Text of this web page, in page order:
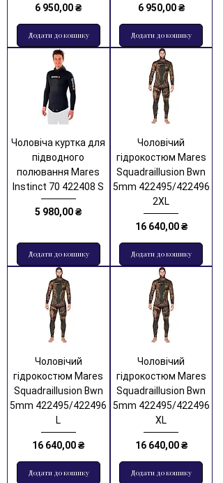
Ціна
6 950,00 ₴
Додати до кошику
Ціна
6 950,00 ₴
Додати до кошику
Чоловіча куртка для
підводного
полювання Mares
Instinct 70 422408 S
Ціна
5 980,00 ₴
Додати до кошику
Чоловічий
гідрокостюм Mares
Squadraillusion Bwn
5mm 422495/422496
2XL
Ціна
16 640,00 ₴
Додати до кошику
Чоловічий
гідрокостюм Mares
Squadraillusion Bwn
5mm 422495/422496
L
Ціна
16 640,00 ₴
Додати до кошику
Чоловічий
гідрокостюм Mares
Squadraillusion Bwn
5mm 422495/422496
XL
Ціна
16 640,00 ₴
Додати до кошику